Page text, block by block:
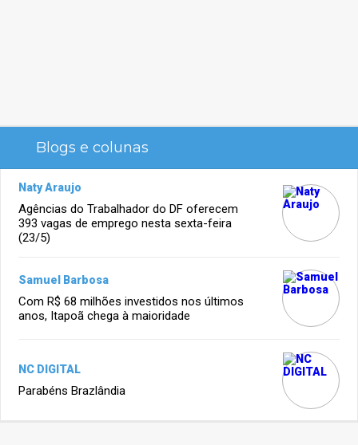
Blogs e colunas
Naty Araujo
Agências do Trabalhador do DF oferecem
393 vagas de emprego nesta sexta-feira
(23/5)
Samuel Barbosa
Com R$ 68 milhões investidos nos últimos
anos, Itapoã chega à maioridade
NC DIGITAL
Parabéns Brazlândia